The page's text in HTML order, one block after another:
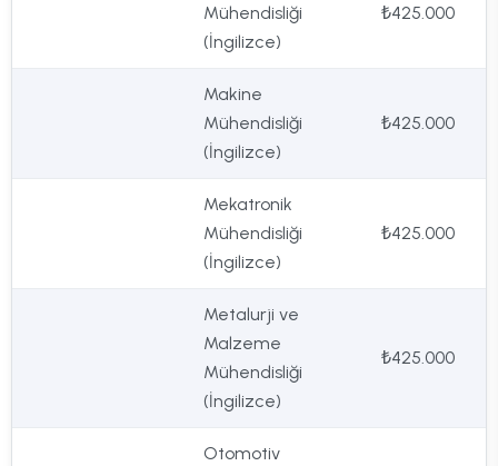
Mühendisliği
(İngilizce)
₺425.000
Makine
Mühendisliği
(İngilizce)
₺425.000
Mekatronik
Mühendisliği
(İngilizce)
₺425.000
Metalurji ve
Malzeme
Mühendisliği
(İngilizce)
₺425.000
Otomotiv